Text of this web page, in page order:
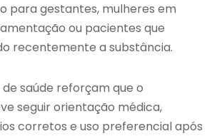
para gestantes, mulheres em
ou pacientes que
recentemente a substância.
saúde reforçam que o
seguir orientação médica,
corretos e uso preferencial após